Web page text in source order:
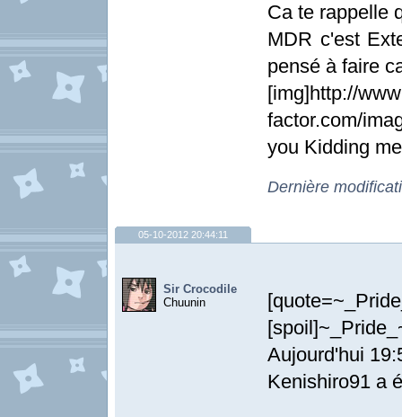
Ca te rappelle
MDR c'est
pensé à faire
[img]http://
factor.com/
you Kidding
Dernière
05-10-2012 20:44:11
Sir Crocodile
Chuunin
Aujourd'hui
Kenishiro91 a